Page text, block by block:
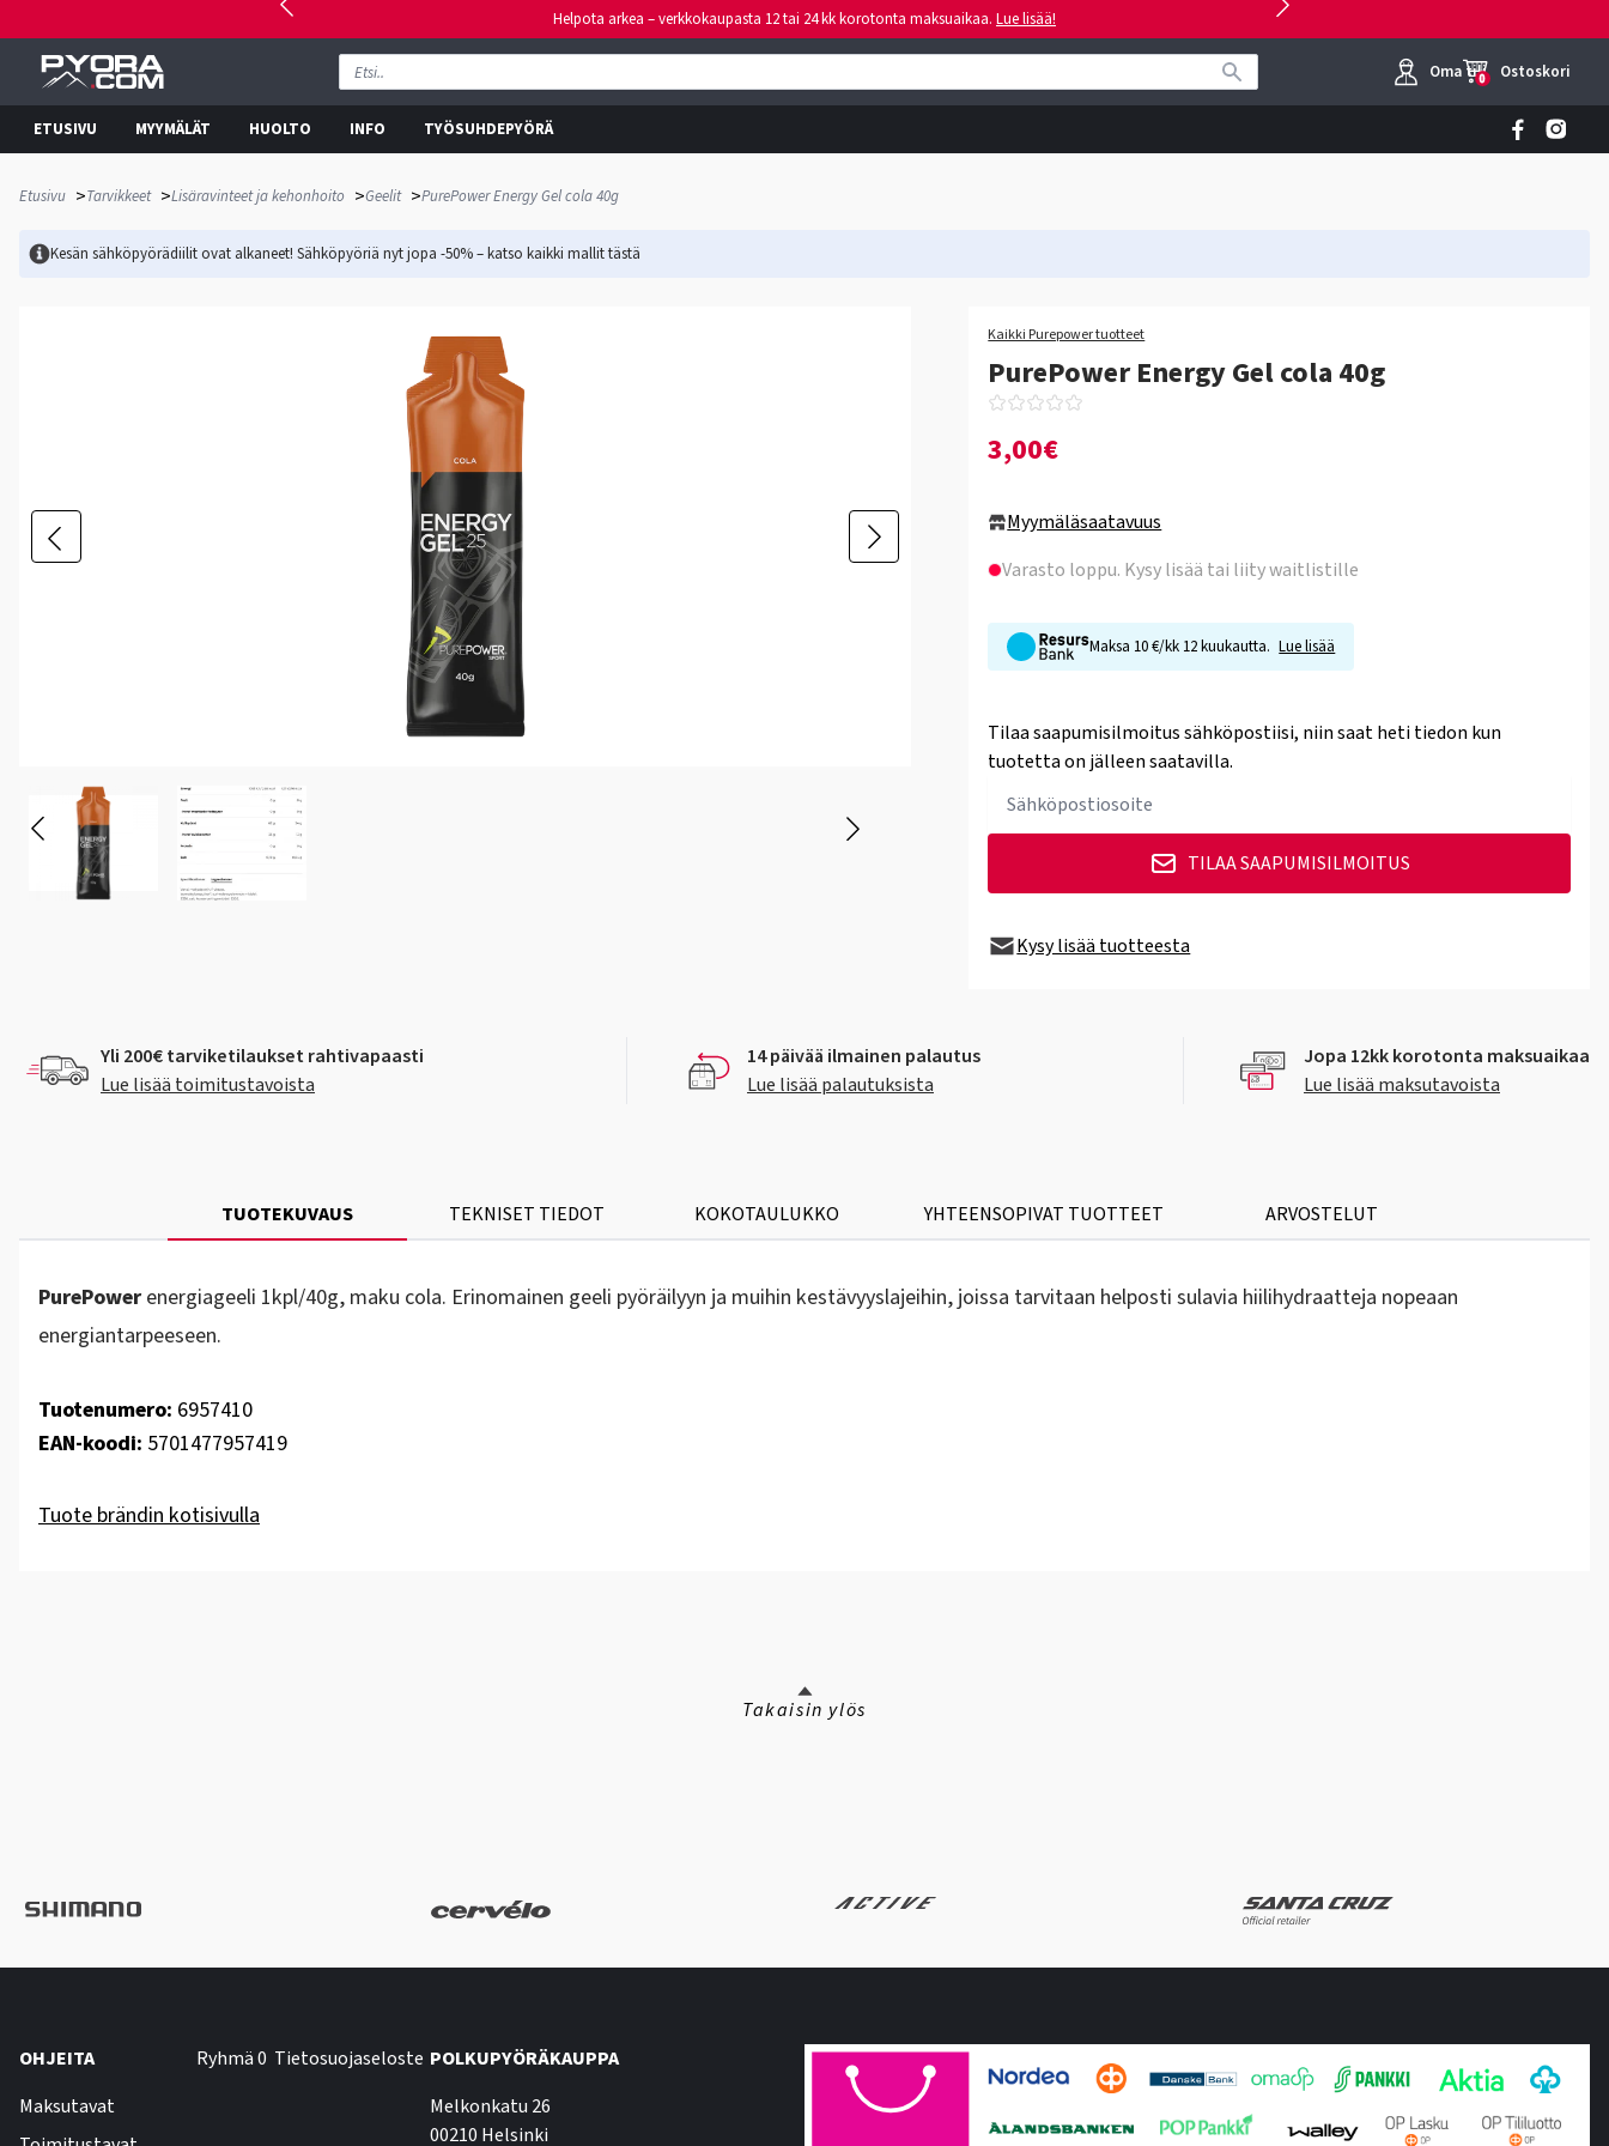
Helpota arkea – verkkokaupasta 12 tai 24 kk korotonta maksuaikaa. Lue lisää!
Oma tili
0 Ostoskori
ETUSIVU MYYMÄLÄT HUOLTO INFO TYÖSUHDEPYÖRÄ
Etusivu >Tarvikkeet >Lisäravinteet ja kehonhoito >Geelit >PurePower Energy Gel cola 40g
Kesän sähköpyörädiilit ovat alkaneet! Sähköpyöriä nyt jopa -50% – katso kaikki mallittästä
Kaikki Purepower tuotteet
PurePower Energy Gel cola 40g
3,00€
Myymäläsaatavuus
Varasto loppu. Kysy lisää tai liity waitlistille
Maksa 10 €/kk 12 kuukautta. Lue lisää
Tilaa saapumisilmoitus sähköpostiisi, niin saat heti tiedon kun
tuotetta on jälleen saatavilla.
TILAA SAAPUMISILMOITUS
Kysy lisää tuotteesta
Yli 200€ tarviketilaukset rahtivapaasti
Lue lisää toimitustavoista
14 päivää ilmainen palautus
Lue lisää palautuksista
Jopa 12kk korotonta maksuaikaa
Lue lisää maksutavoista
TUOTEKUVAUS TEKNISET TIEDOT KOKOTAULUKKO YHTEENSOPIVAT TUOTTEET ARVOSTELUT
PurePowerenergiageeli 1kpl/40g, maku cola. Erinomainen geeli pyöräilyyn ja muihin kestävyyslajeihin, joissa tarvitaan helposti sulavia hiilihydraatteja nopeaan
energiantarpeeseen.
Tuotenumero: 6957410
EAN-koodi: 5701477957419
Tuote brändin kotisivulla
Takaisin ylös
OHJEITA
Maksutavat
Ryhmä 0 Tietosuojaseloste POLKUPYÖRÄKAUPPA
Melkonkatu 26
00210 Helsinki